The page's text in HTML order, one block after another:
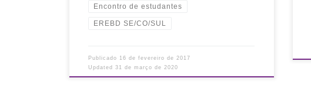
Encontro de estudantes
EREBD SE/CO/SUL
Publicado 16 de fevereiro de 2017
Updated31 de março de 2020